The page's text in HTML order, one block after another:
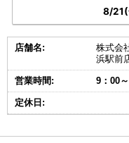
8/21(
店舗名:
株式会
浜駅前
営業時間: 9：00
定休日: